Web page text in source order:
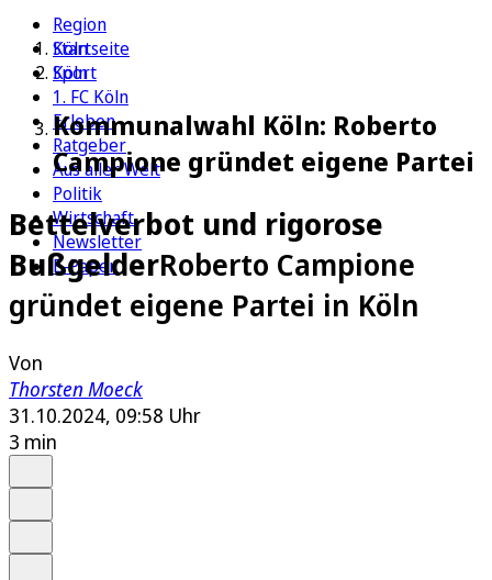
Region
Köln
Sport
1. FC Köln
Erleben
Ratgeber
Aus aller Welt
Politik
Wirtschaft
Newsletter
E-Paper
Startseite
Köln
Kommunalwahl Köln: Roberto
Campione gründet eigene Partei
Bettelverbot und rigorose
BußgelderRoberto Campione
gründet eigene Partei in Köln
Von
Thorsten Moeck
31.10.2024, 09:58 Uhr
3 min